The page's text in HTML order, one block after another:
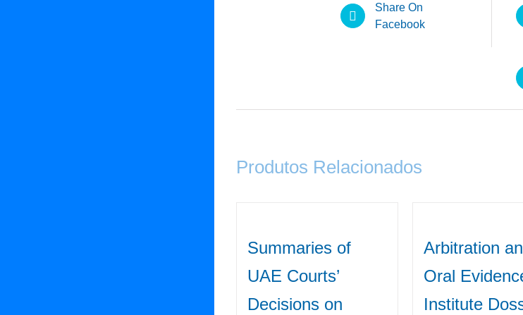
Share On
Facebook
Produtos Relacionados
Summaries of
UAE Courts’
Decisions on
Arbitration
Oral
Institute